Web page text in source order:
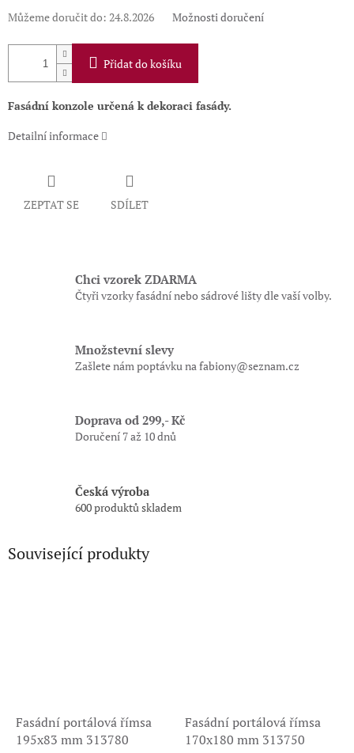
Můžeme doručit do: 24.8.2026 Možnosti doručení
Přidat do košíku
Fasádní konzole určená k dekoraci fasády.
Detailní informace
ZEPTAT SE SDÍLET
Chci vzorek ZDARMA
Čtyři vzorky fasádní nebo sádrové lišty dle vaší volby.
Množstevní slevy
Zašlete nám poptávku na fabiony@seznam.cz
Doprava od 299,- Kč
Doručení 7 až 10 dnů
Česká výroba
600 produktů skladem
Související produkty
Fasádní portálová římsa
195x83 mm 313780
Fasádní portálová římsa
170x180 mm 313750